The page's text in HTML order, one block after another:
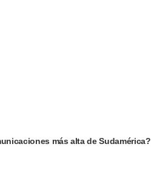
más alta de Sudamérica?